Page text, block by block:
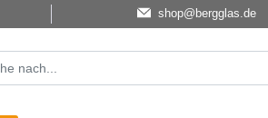
shop@bergglas.de